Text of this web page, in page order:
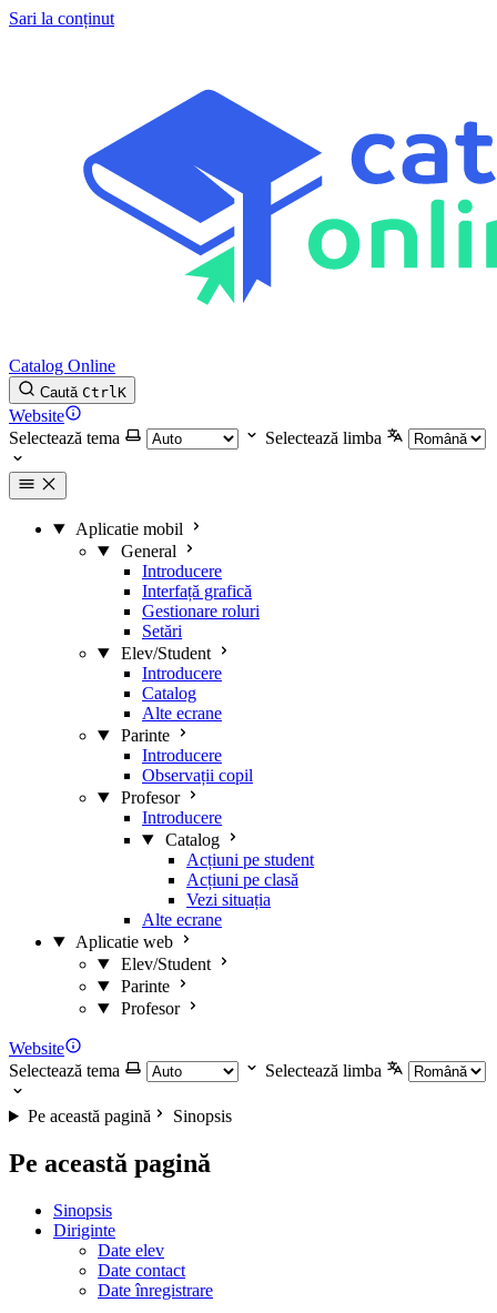
Sari la conținut
Catalog Online
Caută CtrlK
Website
Selectează tema
Selectează limba
Aplicatie mobil
General
Introducere
Interfață grafică
Gestionare roluri
Setări
Elev/Student
Introducere
Catalog
Alte ecrane
Parinte
Introducere
Observații copil
Profesor
Introducere
Catalog
Acțiuni pe student
Acțiuni pe clasă
Vezi situația
Alte ecrane
Aplicatie web
Elev/Student
Parinte
Profesor
Website
Selectează tema
Selectează limba
Pe această pagină Sinopsis
Pe această pagină
Sinopsis
Diriginte
Date elev
Date contact
Date înregistrare